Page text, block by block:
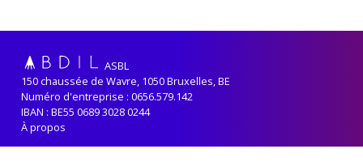
ASBL
150 chaussée de Wavre, 1050 Bruxelles, BE
Numéro d'entreprise : 0656.579.142
IBAN : BE55 0689 3028 0244
À propos
Adhérer